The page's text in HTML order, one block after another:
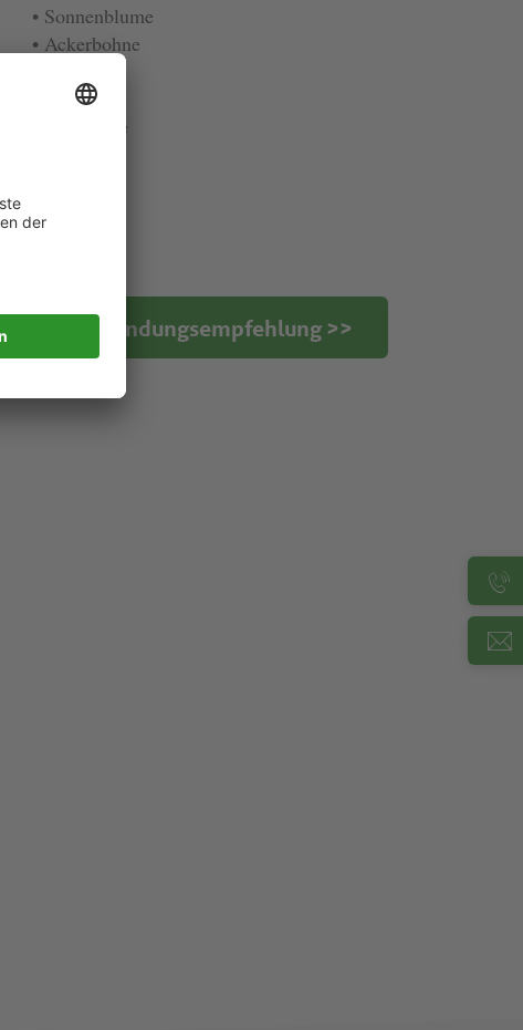
• Sonnenblume
• Ackerbohne
• Silphie
• Sojabohne
Anwendungsempfehlung >>